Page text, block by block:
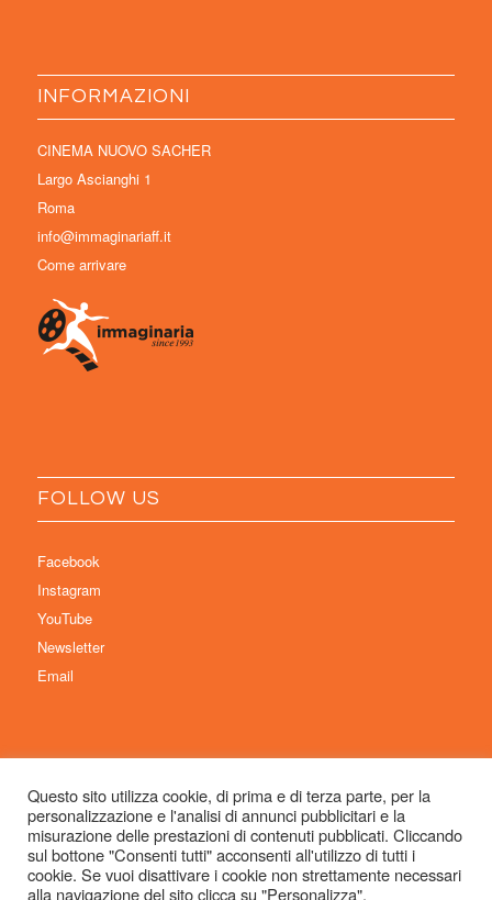
INFORMAZIONI
CINEMA NUOVO SACHER
Largo Ascianghi 1
Roma
info@immaginariaff.it
Come arrivare
FOLLOW US
Facebook
Instagram
YouTube
Newsletter
Email
© Copyright 2026 Immaginaria International Film Festival - Un progetto di:
Associazione Culturale Visibilia APS – Sede legale: Studio Commercialista
Dott.ssa Michela Sabattini, via D’Azeglio 71, 40123 Bologna –
Questo sito utilizza cookie, di prima e di terza parte, per la
personalizzazione e l'analisi di annunci pubblicitari e la
misurazione delle prestazioni di contenuti pubblicati. Cliccando
sul bottone "Consenti tutti" acconsenti all'utilizzo di tutti i
cookie. Se vuoi disattivare i cookie non strettamente necessari
alla navigazione del sito clicca su "Personalizza".